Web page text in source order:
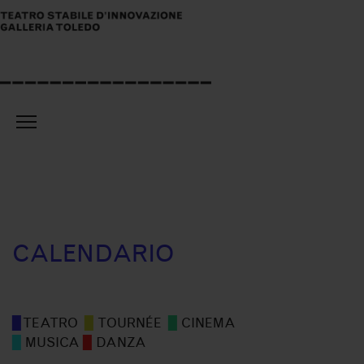
CALENDARIO
TEATRO TOURNÉE
CINEMA
MUSICA DANZA